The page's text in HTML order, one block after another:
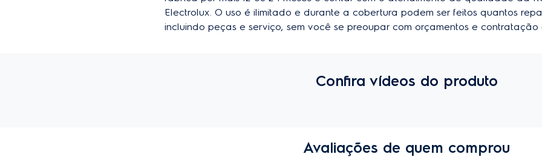
Electrolux. O uso é ilimitado e durante a cobertura podem ser feitos quantos
incluindo peças e serviço, sem você se preoupar com orçamentos e contratação
Confira vídeos do produto
Avaliações de quem comprou